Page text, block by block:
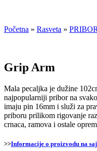
Početna » Rasveta »
Grip Arm
Mala pecaljka je dužine
najpopularniji pribor na
imaju pin 16mm i služi za
priboru prilikom rigovanje
crnaca, ramova i ostale
>>Informacije o proizvodu na